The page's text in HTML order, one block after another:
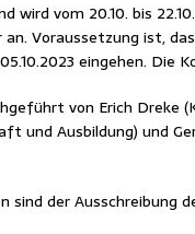
wird vom 20.10. bis
Vor­aus­set­zung ist,
ein­ge­hen. Die
von Erich Dre­ke
und Aus­bil­dung) und
der Aus­schrei­bung